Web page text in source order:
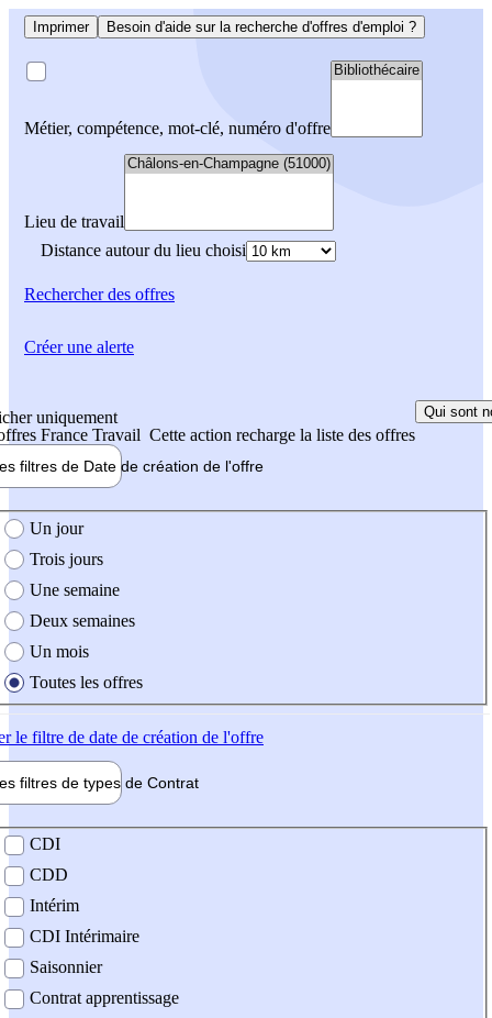
Imprimer Besoin d'aide sur la recherche d'offres d'emploi ?
Métier, compétence, mot-clé, numéro d'offre
Lieu de travail
Distance autour du lieu choisi
Rechercherdes offres
uniquement
France Travail Cette action recharge la liste des offres
Qui sont
filtres de Date de création de l'offre
création de l'offre
Un jour
Trois jours
Une semaine
Deux semaines
Un mois
Toutes les offres
le filtre de date de création de l'offre
filtres de types de Contrat
contrat
CDI
CDD
Intérim
CDI Intérimaire
Saisonnier
Contrat apprentissage
Créer une alerte